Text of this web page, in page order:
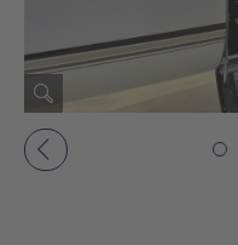
Vorheriges